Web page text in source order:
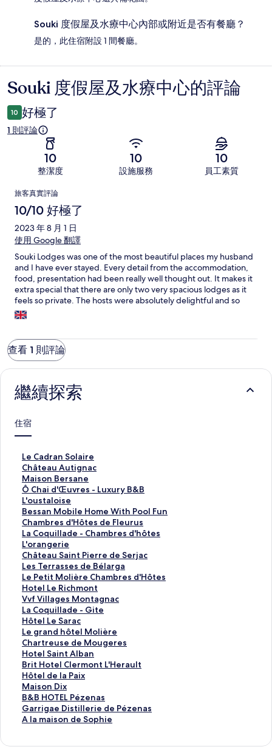
Souki 度假屋及水療中心內部或附近是否有餐廳？
是的，此住宿附設 1 間餐廳。
評
論
Souki 度假屋及水療中心的評論
10 好極了
1 則評論
10
整潔度
10
設施服務
10
員工素質
評
論
旅客真實評論
10/10 好極了
2023 年 8 月 1 日
使用 Google 翻譯
Souki Lodges was one of the most beautiful places my husband
and I have ever stayed. Every detail from the accommodation,
food, presentation had been really well thought out. It makes it
extra special that there are only two very spacious lodges as it
feels so private. The hosts were absolutely delightful and so
helpful. The dinner they made for us on our first night was truly
5 star. I would highly recommend booking in for dinner at least
bikes so he could go out into the hills and explore. We are
already planning our return next summer!!
查看 1 則評論
繼續探索
住宿
Le Cadran Solaire
L
e
C
a
d
r
a
n
S
o
l
a
i
r
e
的
連
結
Château Autignac
C
h
â
t
e
a
u
A
u
t
i
g
n
a
c
的
連
結
Maison Bersane
M
a
i
s
o
n
B
e
r
s
a
n
e
的
連
結
Ô Chai d'Œuvres - Luxury B&B
Ô
C
h
a
i
d
'
Œ
u
v
r
e
s
-
L
u
x
u
r
y
B
&
L'oustaloise
L
'
o
u
s
t
a
l
o
i
s
e
的
連
結
Bessan Mobile Home With Pool Fun
B
e
s
s
a
n
M
o
b
i
l
e
H
o
m
e
W
i
t
h
Chambres d'Hôtes de Fleurus
C
h
a
m
b
r
e
s
d
'
H
ô
t
e
s
d
e
F
l
La Coquillade - Chambres d'hôtes
L
a
C
o
q
u
i
l
l
a
d
e
-
C
h
a
m
b
L'orangerie
L
'
o
r
a
n
g
e
r
i
e
的
連
結
Château Saint Pierre de Serjac
C
h
â
t
e
a
u
S
a
i
n
t
P
i
e
r
Les Terrasses de Bélarga
L
e
s
T
e
r
r
a
s
s
e
s
d
e
B
Le Petit Molière Chambres d'Hôtes
L
e
P
e
t
i
t
M
o
l
i
è
r
e
Hotel Le Richmont
H
o
t
e
l
L
e
R
i
c
h
m
o
Vvf Villages Montagnac
V
v
f
V
i
l
l
a
g
e
s
M
La Coquillade - Gite
L
a
C
o
q
u
i
l
l
a
d
Hôtel Le Sarac
H
ô
t
e
l
L
e
S
a
r
Le grand hôtel Molière
L
e
g
r
a
n
d
h
ô
Chartreuse de Mougeres
C
h
a
r
t
r
e
u
Hotel Saint Alban
H
o
t
e
l
S
a
Brit Hotel Clermont L'Herault
B
r
i
t
H
o
Hôtel de la Paix
H
ô
t
e
l
Maison Dix
M
a
i
s
B&B HOTEL Pézenas
B
&
B
Garrigae Distillerie de Pézenas
G
a
A la maison de Sophie
A